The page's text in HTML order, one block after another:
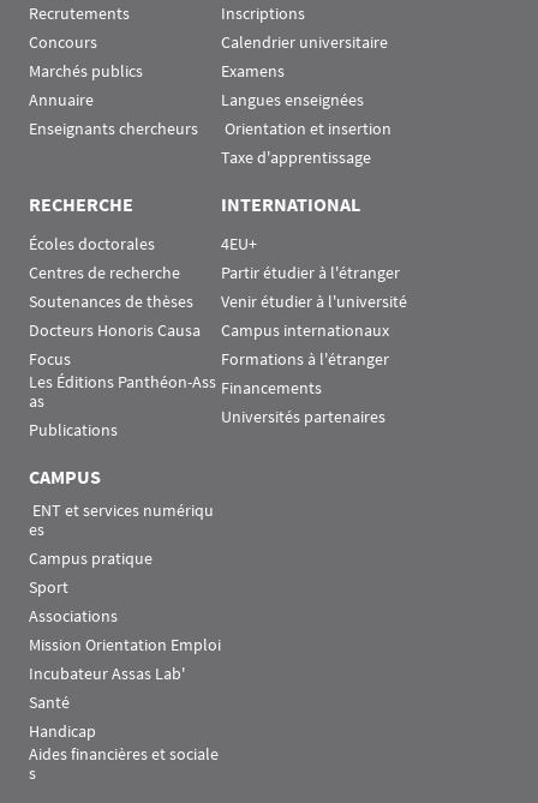
Recrutements
Concours
Marchés publics
Annuaire
Enseignants chercheurs
Inscriptions
Calendrier universitaire
Examens
Langues enseignées
Orientation et insertion
Taxe d'apprentissage
RECHERCHE
Écoles doctorales
Centres de recherche
Soutenances de thèses
Docteurs Honoris Causa
Focus
Les Éditions Panthéon-Ass
as
Publications
INTERNATIONAL
4EU+
Partir étudier à l'étranger
Venir étudier à l'université
Campus internationaux
Formations à l'étranger
Financements
Universités partenaires
CAMPUS
es
Campus pratique
Sport
Associations
Mission Orientation Emploi
Incubateur Assas Lab'
Santé
Handicap
Aides financières et sociale
s